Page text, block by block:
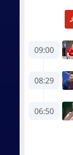
09:00
08:29
06:50